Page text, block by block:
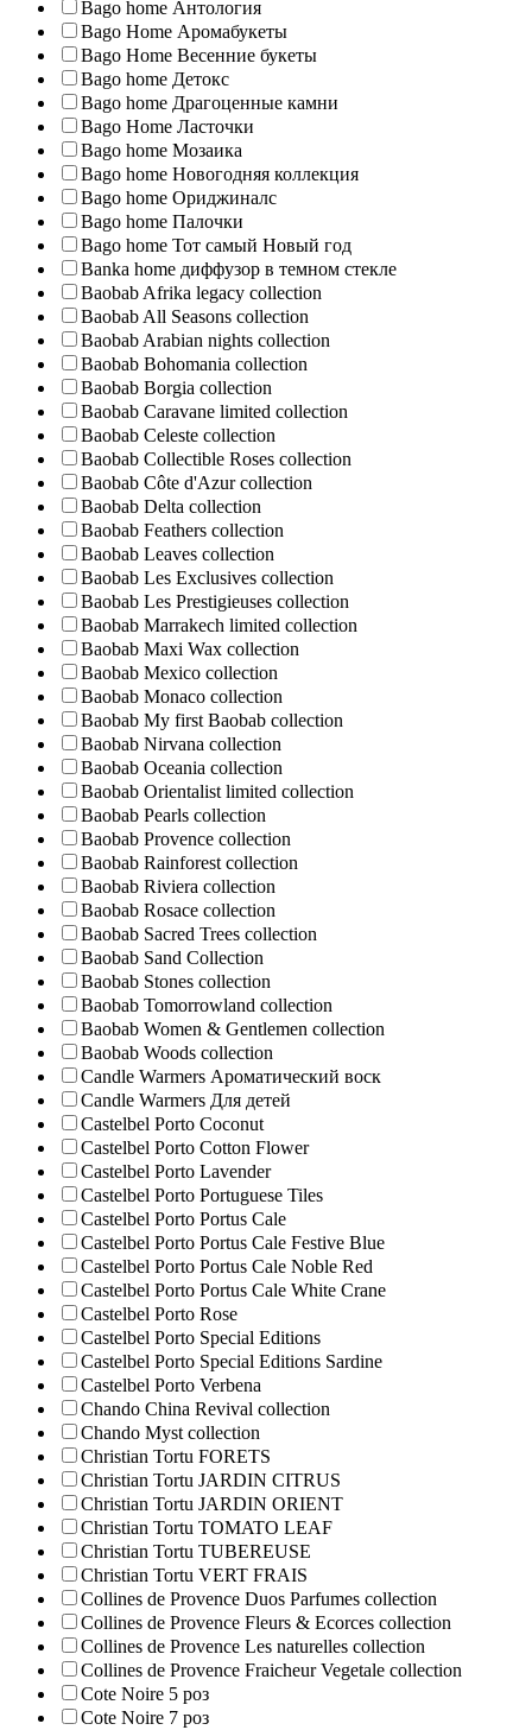
Bago home Антология
Bago Home Аромабукеты
Bago Home Весенние букеты
Bago home Детокс
Bago home Драгоценные камни
Bago Home Ласточки
Bago home Мозаика
Bago home Новогодняя коллекция
Bago home Ориджиналс
Bago home Палочки
Bago home Тот самый Новый год
Banka home диффузор в темном стекле
Baobab Afrika legacy collection
Baobab All Seasons collection
Baobab Arabian nights collection
Baobab Bohomania collection
Baobab Borgia collection
Baobab Caravane limited collection
Baobab Celeste collection
Baobab Collectible Roses collection
Baobab Côte d'Azur collection
Baobab Delta collection
Baobab Feathers collection
Baobab Leaves collection
Baobab Les Exclusives collection
Baobab Les Prestigieuses collection
Baobab Marrakech limited collection
Baobab Maxi Wax collection
Baobab Mexico collection
Baobab Monaco collection
Baobab My first Baobab collection
Baobab Nirvana collection
Baobab Oceania collection
Baobab Orientalist limited collection
Baobab Pearls collection
Baobab Provence collection
Baobab Rainforest collection
Baobab Riviera collection
Baobab Rosace collection
Baobab Sacred Trees collection
Baobab Sand Collection
Baobab Stones collection
Baobab Tomorrowland collection
Baobab Women & Gentlemen collection
Baobab Woods collection
Candle Warmers Ароматический воск
Candle Warmers Для детей
Castelbel Porto Coconut
Castelbel Porto Cotton Flower
Castelbel Porto Lavender
Castelbel Porto Portuguese Tiles
Castelbel Porto Portus Cale
Castelbel Porto Portus Cale Festive Blue
Castelbel Porto Portus Cale Noble Red
Castelbel Porto Portus Cale White Crane
Castelbel Porto Rose
Castelbel Porto Special Editions
Castelbel Porto Special Editions Sardine
Castelbel Porto Verbena
Chando China Revival collection
Chando Myst collection
Christian Tortu FORETS
Christian Tortu JARDIN CITRUS
Christian Tortu JARDIN ORIENT
Christian Tortu TOMATO LEAF
Christian Tortu TUBEREUSE
Christian Tortu VERT FRAIS
Collines de Provence Duos Parfumes collection
Collines de Provence Fleurs & Ecorces collection
Collines de Provence Les naturelles collection
Collines de Рrovencе Fraicheur Vegetale collection
Cote Noire 5 роз
Cote Noire 7 роз